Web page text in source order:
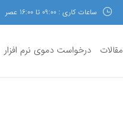
ساعات کاری : 09:00 تا 16:00 عصر
مقالات درخواست دموی نرم افزار